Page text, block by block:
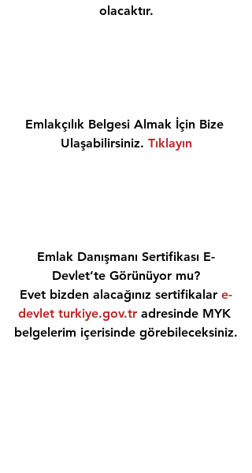
olacaktır.
Emlakçılık Belgesi Almak İçin Bize
Ulaşabilirsiniz. Tıklayın
Emlak Danışmanı Sertifikası E-
Devlet’te Görünüyor mu?
Evet bizden alacağınız sertifikalar e-
devlet turkiye.gov.tr adresinde MYK
belgelerim içerisinde görebileceksiniz.